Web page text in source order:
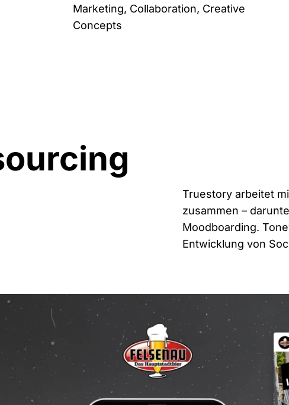
Marketing, Collaboration, Creative
Concepts
Truestory arbeitet
zusammen –
Moodboarding.
Entwicklung von